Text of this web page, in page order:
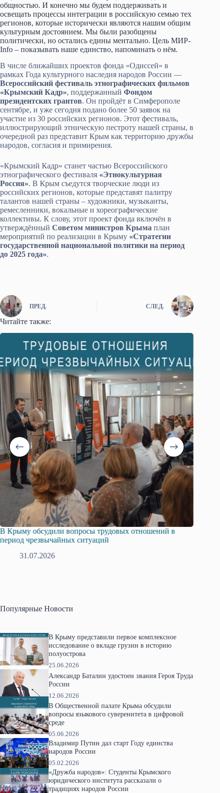
общностью. И конечно мы будем поддерживать и
освещать процессы интеграции в российскую семью тех
регионов, которые исторически являются нашим общим
культурным достоянием. Мы были разобщены
политически, но остались едины ментально. Цель МИР-
Info – показывать наше единство, напоминать о нём.
В числе ближайших проектов фонда «Одиссей» в
рамках Года культурного наследия народов России —
Всероссийский фестиваль этнографических фильмов
«Крымский Кадр», поддержанный Фондом
президентских грантов. Он пройдёт в Симферополе
сентябре, и уже сегодня подано более 50 заявок на
участие из 30 российских регионов. Этот фестиваль,
иллюстрирующий этническую пестроту нашей страны, в
очередной раз представит Крым как территорию дружбы
народов, согласия и примирения.
«Крымский Кадр» станет частью Всероссийского
этнографического фестиваля «Этнокультурная
Россия». В Крым съедутся творческие люди из
российских регионов, которые представят палитру
талантов нашей страны – художники, музыканты,
ремесленники, вокальные и хореографические
коллективы. К слову, этот проект фонда включён в
утверждённый Советом министров Крыма план
мероприятий по реализации в Крыму «Стратегии
государственной национальной политики на период
до 2025 года».
ПРЕД. СЛЕД.
Читайте также:
В Крыму обсудили вопросы трудовых отношений в
период чрезвычайных ситуаций
31.07.2026
Популярные Новости
В Крыму представили первое комплексное
исследование о вкладе грузин в историю
полуострова
25.06.2026
Александр Баталин удостоен звания Героя Труда
России
12.06.2026
В Общественной палате Крыма обсудили
вопросы языкового суверенитета в цифровой
среде
05.06.2026
Владимир Путин дал старт Году единства
народов России
05.02.2026
«Дружба народов»: Студенты Крымского
юридического института рассказали о
традициях народов России